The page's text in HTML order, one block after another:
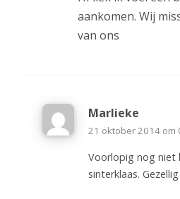
aankomen. Wij
van ons
Marlieke
21 oktober 2014 om
Voorlopig nog niet
sinterklaas.